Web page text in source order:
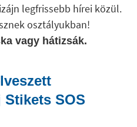
legfrissebb hírei közül.
osztályukban!
vagy hátizsák.
SOS